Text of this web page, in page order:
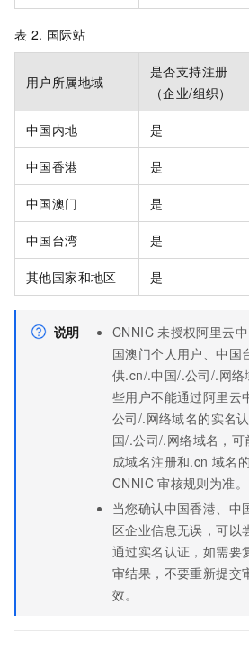
表 2. 国际站
用户所属地域
是否支持注册
（企业/组织）
中国内地 是
中国香港 是
中国澳门 是
中国台湾 是
其他国家和地区 是
说明 CNNIC 未授权阿里云
国澳门个人用户、中国
供.cn/.中国/.公司/.网
些用户不能通过阿里云
公司/.网络域名的实名
国/.公司/.网络域名，
成域名注册和.cn 域名
CNNIC 审核规则为准。
当您确认中国香港、中
区企业信息无误，可以
通过实名认证，如需要
审结果，不要重新提交
效。